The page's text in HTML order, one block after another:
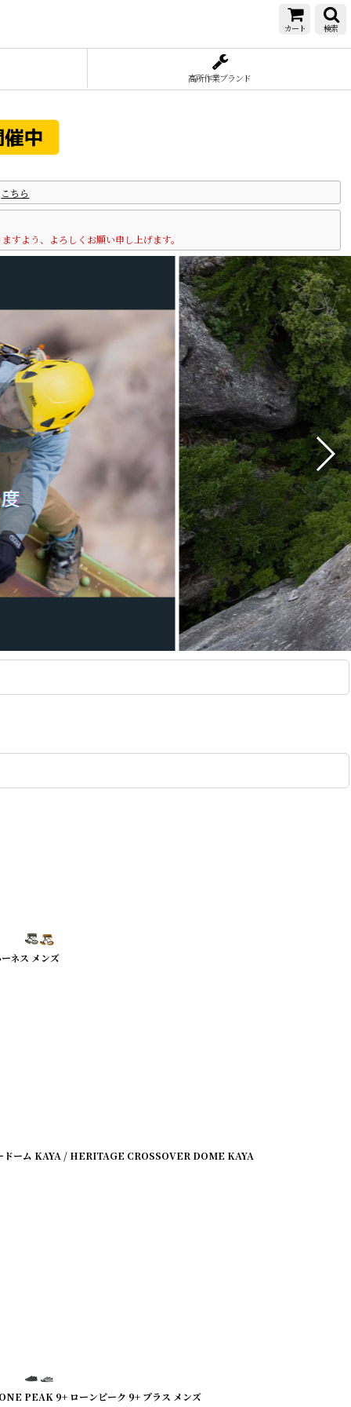
カート 検索
高所作業ブランド
こちら
すよう、よろしくお願い申し上げます。
ネス メンズ
ドーム KAYA / HERITAGE CROSSOVER DOME KAYA
PEAK 9+ ローンピーク 9+ プラス メンズ